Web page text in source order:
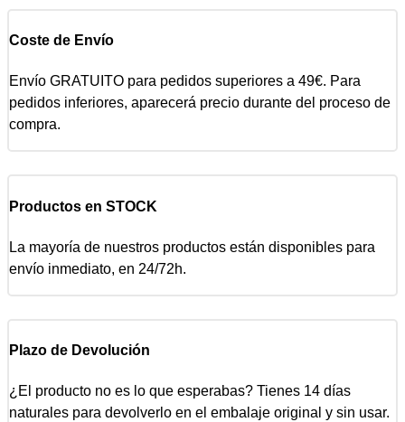
Coste de Envío
Envío GRATUITO para pedidos superiores a 49€. Para
pedidos inferiores, aparecerá precio durante del proceso de
compra.
Productos en STOCK
La mayoría de nuestros productos están disponibles para
envío inmediato, en 24/72h.
Plazo de Devolución
¿El producto no es lo que esperabas? Tienes 14 días
naturales para devolverlo en el embalaje original y sin usar.